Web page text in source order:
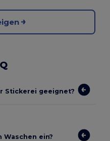
Stickerei geeignet?
Waschen ein?